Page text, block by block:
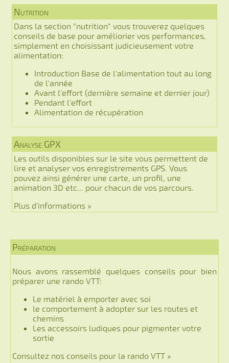
Nutrition
Dans la section "nutrition" vous trouverez quelques
conseils de base pour améliorier vos performances,
simplement en choisissant judicieusement votre
alimentation:
Introduction Base de l'alimentation tout au long
de l'année
Avant l'effort (dernière semaine et dernier jour)
Pendant l'effort
Alimentation de récupération
Analyse GPX
Les outils disponibles sur le site vous permettent de
lire et analyser vos enregistrements GPS. Vous
pouvez ainsi générer une carte, un profil, une
animation 3D etc... pour chacun de vos parcours.
Plus d'informations »
Préparation
Nous avons rassemblé quelques conseils pour bien
préparer une rando VTT:
Le matériel à emporter avec soi
le comportement à adopter sur les routes et
chemins
Les accessoirs ludiques pour pigmenter votre
sortie
Consultez nos conseils pour la rando VTT »